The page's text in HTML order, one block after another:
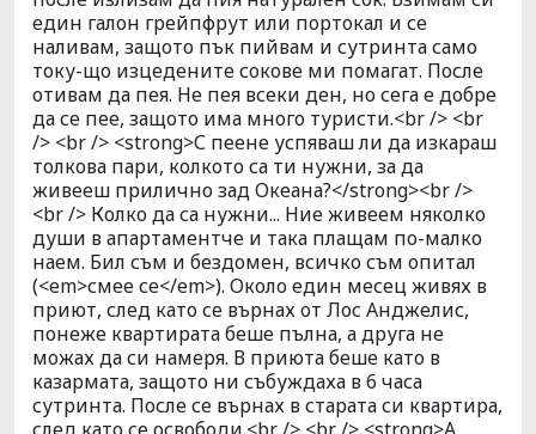
един галон грейпфрут или портокал и се
наливам, защото пък пийвам и сутринта само
току-що изцедените сокове ми помагат. После
отивам да пея. Не пея всеки ден, но сега е добре
да се пее, защото има много туристи.<br /> <br
/> <br /> <strong>С пеене успяваш ли да изкараш
толкова пари, колкото са ти нужни, за да
живееш прилично зад Океана?</strong><br />
<br /> Колко да са нужни... Ние живеем няколко
души в апартаментче и така плащам по-малко
наем. Бил съм и бездомен, всичко съм опитал
(<em>смее се</em>). Около един месец живях в
приют, след като се върнах от Лос Анджелис,
понеже квартирата беше пълна, а друга не
можах да си намеря. В приюта беше като в
казармата, защото ни събуждаха в 6 часа
сутринта. После се върнах в старата си квартира,